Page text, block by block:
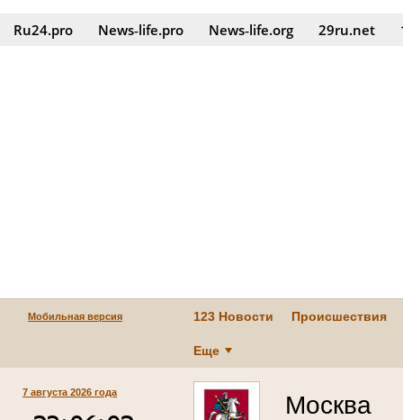
Ru24.pro News‑life.pro News‑life.org 29ru.net
Мобильная версия 123 Новости Происшествия
Еще
7 августа 2026 года Москва